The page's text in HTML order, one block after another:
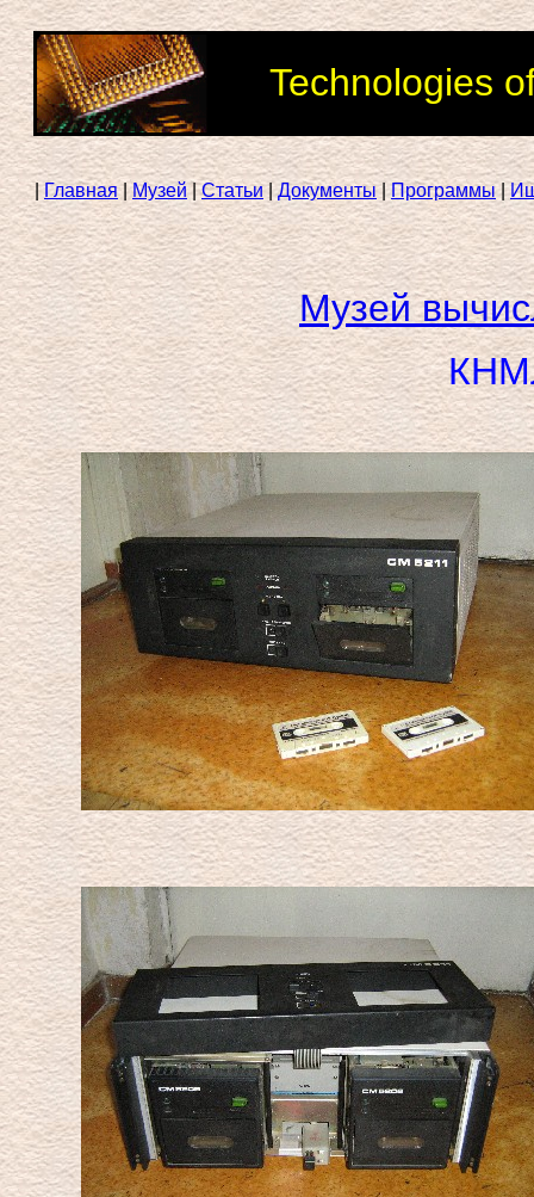
Technologies
|Главная|Музей|Статьи|Документы|Программы|
Музей